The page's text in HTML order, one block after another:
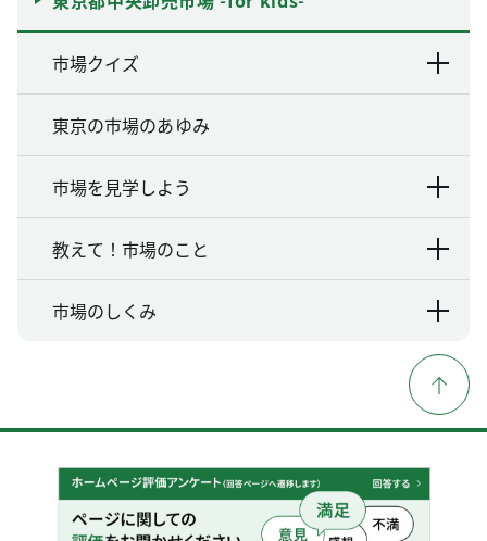
市場クイズ
東京の市場のあゆみ
市場を見学しよう
教えて！市場のこと
市場のしくみ